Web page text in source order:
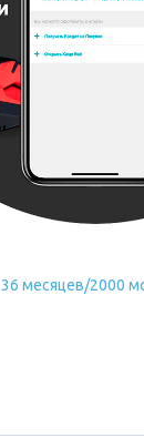
36 месяцев/2000